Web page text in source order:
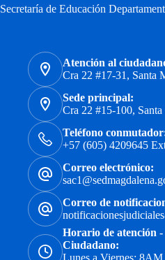
Secretaría de Educación
Atención al
Cra 22 #17-31, Santa
Sede principal:
Cra 22 #15-100,
Teléfono
+57 (605) 4209645
Correo electrónico:
Correo de
Horario de atención -
Ciudadano:
Lunes a Viernes: